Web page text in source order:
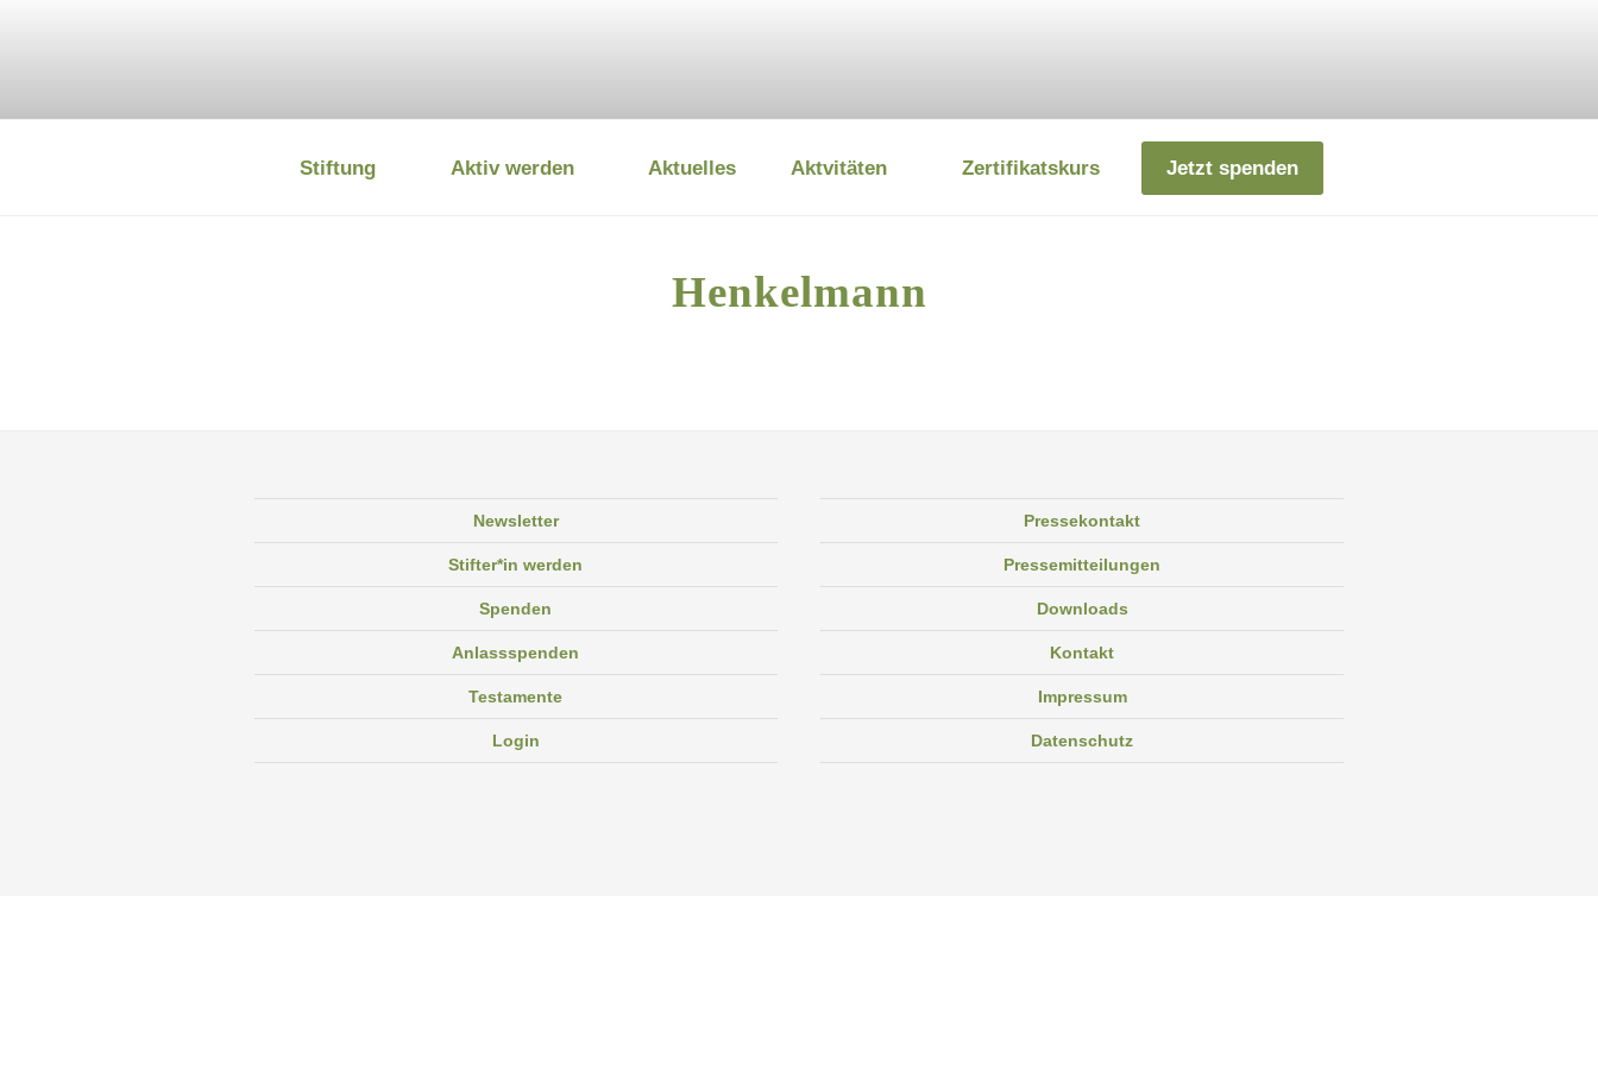
DEUTSCHE UMWELTSTIFTUNG
Stiftung Aktiv werden Aktuelles Aktvitäten Zertifikatskurs Jetzt spenden
Henkelmann
Newsletter
Stifter*in werden
Spenden
Anlassspenden
Testamente
Login
Pressekontakt
Pressemitteilungen
Downloads
Kontakt
Impressum
Datenschutz